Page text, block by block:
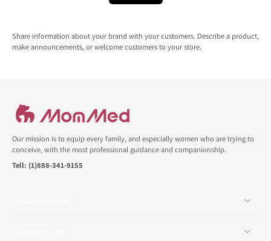
Share information about your brand with your customers. Describe a product,
make announcements, or welcome customers to your store.
Our mission is to equip every family, and especially women who are trying to
conceive, with the most professional guidance and companionship.
Tell: (1)888-341-9155